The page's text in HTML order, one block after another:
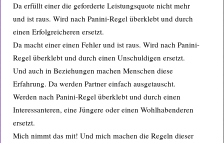
Da erfüllt einer die geforderte Leistungsquote nicht mehr
und ist raus. Wird nach Panini-Regel überklebt und durch
einen Erfolgreicheren ersetzt.
Da macht einer einen Fehler und ist raus. Wird nach Panini-
Regel überklebt und durch einen Unschuldigen ersetzt.
Und auch in Beziehungen machen Menschen diese
Erfahrung. Da werden Partner einfach ausgetauscht.
Werden nach Panini-Regel überklebt und durch einen
Interessanteren, eine Jüngere oder einen Wohlhabenderen
ersetzt.
Mich nimmt das mit! Und mich machen die Regeln dieser